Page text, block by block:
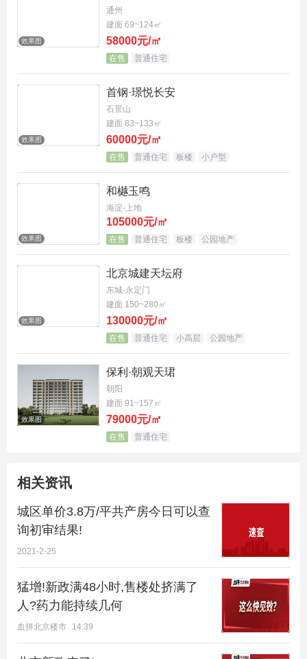
效果图
通州
建面 69~124㎡
58000元/㎡
在售 普通住宅
效果图
首钢·璟悦长安
石景山
建面 83~133㎡
60000元/㎡
在售 普通住宅 板楼 小户型
效果图
和樾玉鸣
海淀-上地
105000元/㎡
在售 普通住宅 板楼 公园地产
效果图
北京城建天坛府
东城-永定门
建面 150~280㎡
130000元/㎡
在售 普通住宅 小高层 公园地产
效果图
保利·朝观天珺
朝阳
建面 91~157㎡
79000元/㎡
在售 普通住宅
相关资讯
城区单价3.8万/平共产房今日可以查
询初审结果!
2021-2-25
猛增!新政满48小时,售楼处挤满了
人?药力能持续几何
血拼北京楼市 14:39